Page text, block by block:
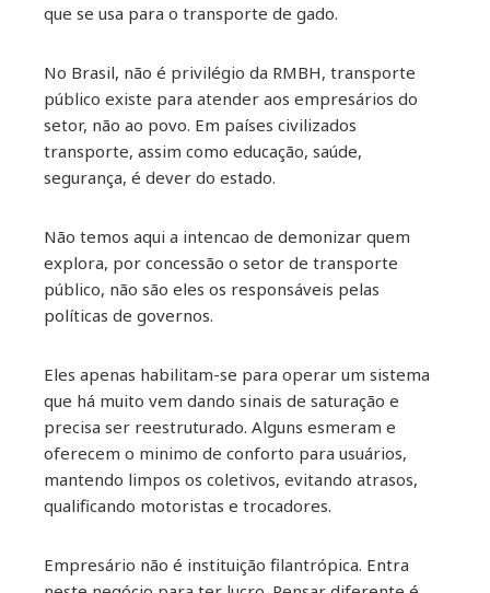
que se usa para o transporte de gado.
No Brasil, não é privilégio da RMBH, transporte
público existe para atender aos empresários do
setor, não ao povo. Em países civilizados
transporte, assim como educação, saúde,
segurança, é dever do estado.
Não temos aqui a intencao de demonizar quem
explora, por concessão o setor de transporte
público, não são eles os responsáveis pelas
políticas de governos.
Eles apenas habilitam-se para operar um sistema
que há muito vem dando sinais de saturação e
precisa ser reestruturado. Alguns esmeram e
oferecem o minimo de conforto para usuários,
mantendo limpos os coletivos, evitando atrasos,
qualificando motoristas e trocadores.
Empresário não é instituição filantrópica. Entra